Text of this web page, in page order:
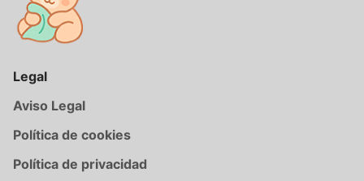
Legal
Aviso Legal
Política de cookies
Política de privacidad